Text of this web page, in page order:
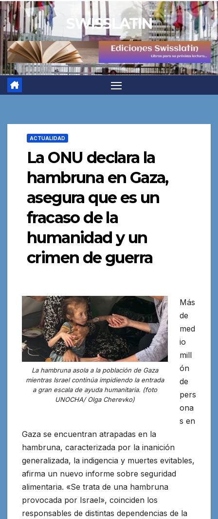
Saltar
al
contenido
SWISSLATIN
ACTUALIDAD
La ONU declara la
hambruna en Gaza,
asegura que es un
fracaso de la
humanidad y un
crimen de guerra
La hambruna asola a la población de Gaza
mientras Israel continúa impidiendo la entrada
a gran escala de ayuda humanitaria. (foto
UNOCHA/ Olga Cherevko)
Más
de
med
io
mill
ón
de
pers
ona
s en
Gaza se encuentran atrapadas en la
hambruna, caracterizada por la inanición
generalizada, la indigencia y muertes evitables,
afirma un nuevo informe sobre seguridad
alimentaria. «Se trata de una hambruna
provocada por Israel», coinciden los
responsables de distintas dependencias de la